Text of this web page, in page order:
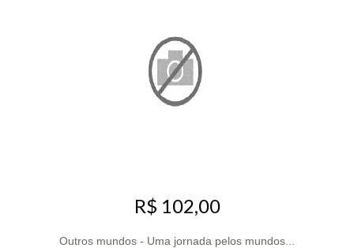
R$ 102,00
Outros mundos - Uma jornada pelos mundos...